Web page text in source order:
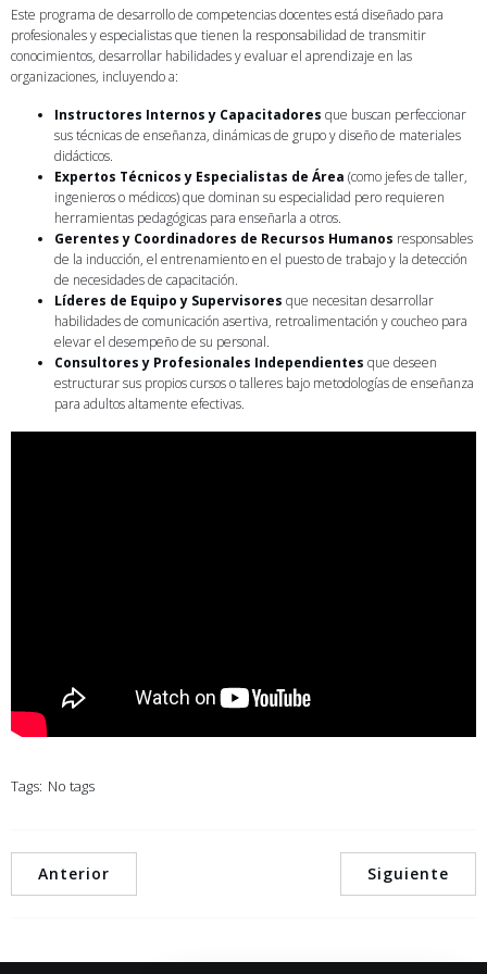
Este programa de desarrollo de competencias docentes está diseñado para
profesionales y especialistas que tienen la responsabilidad de transmitir
conocimientos, desarrollar habilidades y evaluar el aprendizaje en las
organizaciones, incluyendo a:
Instructores Internos y Capacitadores que buscan perfeccionar
sus técnicas de enseñanza, dinámicas de grupo y diseño de materiales
didácticos.
Expertos Técnicos y Especialistas de Área (como jefes de taller,
ingenieros o médicos) que dominan su especialidad pero requieren
herramientas pedagógicas para enseñarla a otros.
Gerentes y Coordinadores de Recursos Humanos responsables
de la inducción, el entrenamiento en el puesto de trabajo y la detección
de necesidades de capacitación.
Líderes de Equipo y Supervisores que necesitan desarrollar
habilidades de comunicación asertiva, retroalimentación y coucheo para
elevar el desempeño de su personal.
Consultores y Profesionales Independientes que deseen
estructurar sus propios cursos o talleres bajo metodologías de enseñanza
para adultos altamente efectivas.
Tags: No tags
Anterior Siguiente